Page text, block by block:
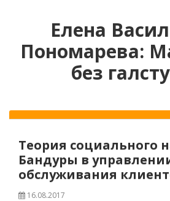
Елена
Пономарева:
без
Теория социального
Бандуры в
обслуживания
16.08.2017